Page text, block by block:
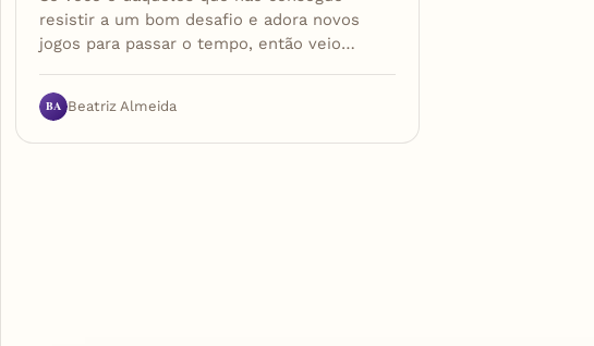
resistir a um bom desafio e adora novos
jogos para passar o tempo, então veio…
BA Beatriz Almeida